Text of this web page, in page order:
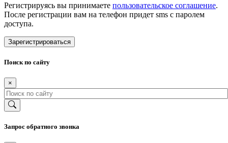
Регистрируясь вы принимаете пользовательское соглашение.
После регистрации вам на телефон придет sms с паролем
доступа.
Зарегистрироваться
Поиск по сайту
×
Запрос обратного звонка